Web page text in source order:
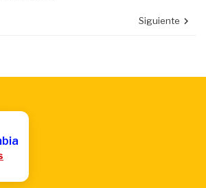
Siguiente 